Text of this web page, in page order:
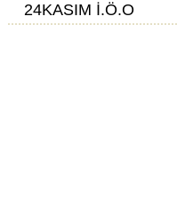
24KASIM İ.Ö.O